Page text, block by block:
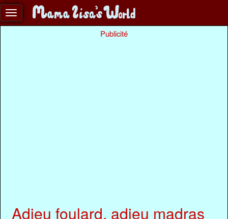
Publicité
Adieu foulard, adieu madras